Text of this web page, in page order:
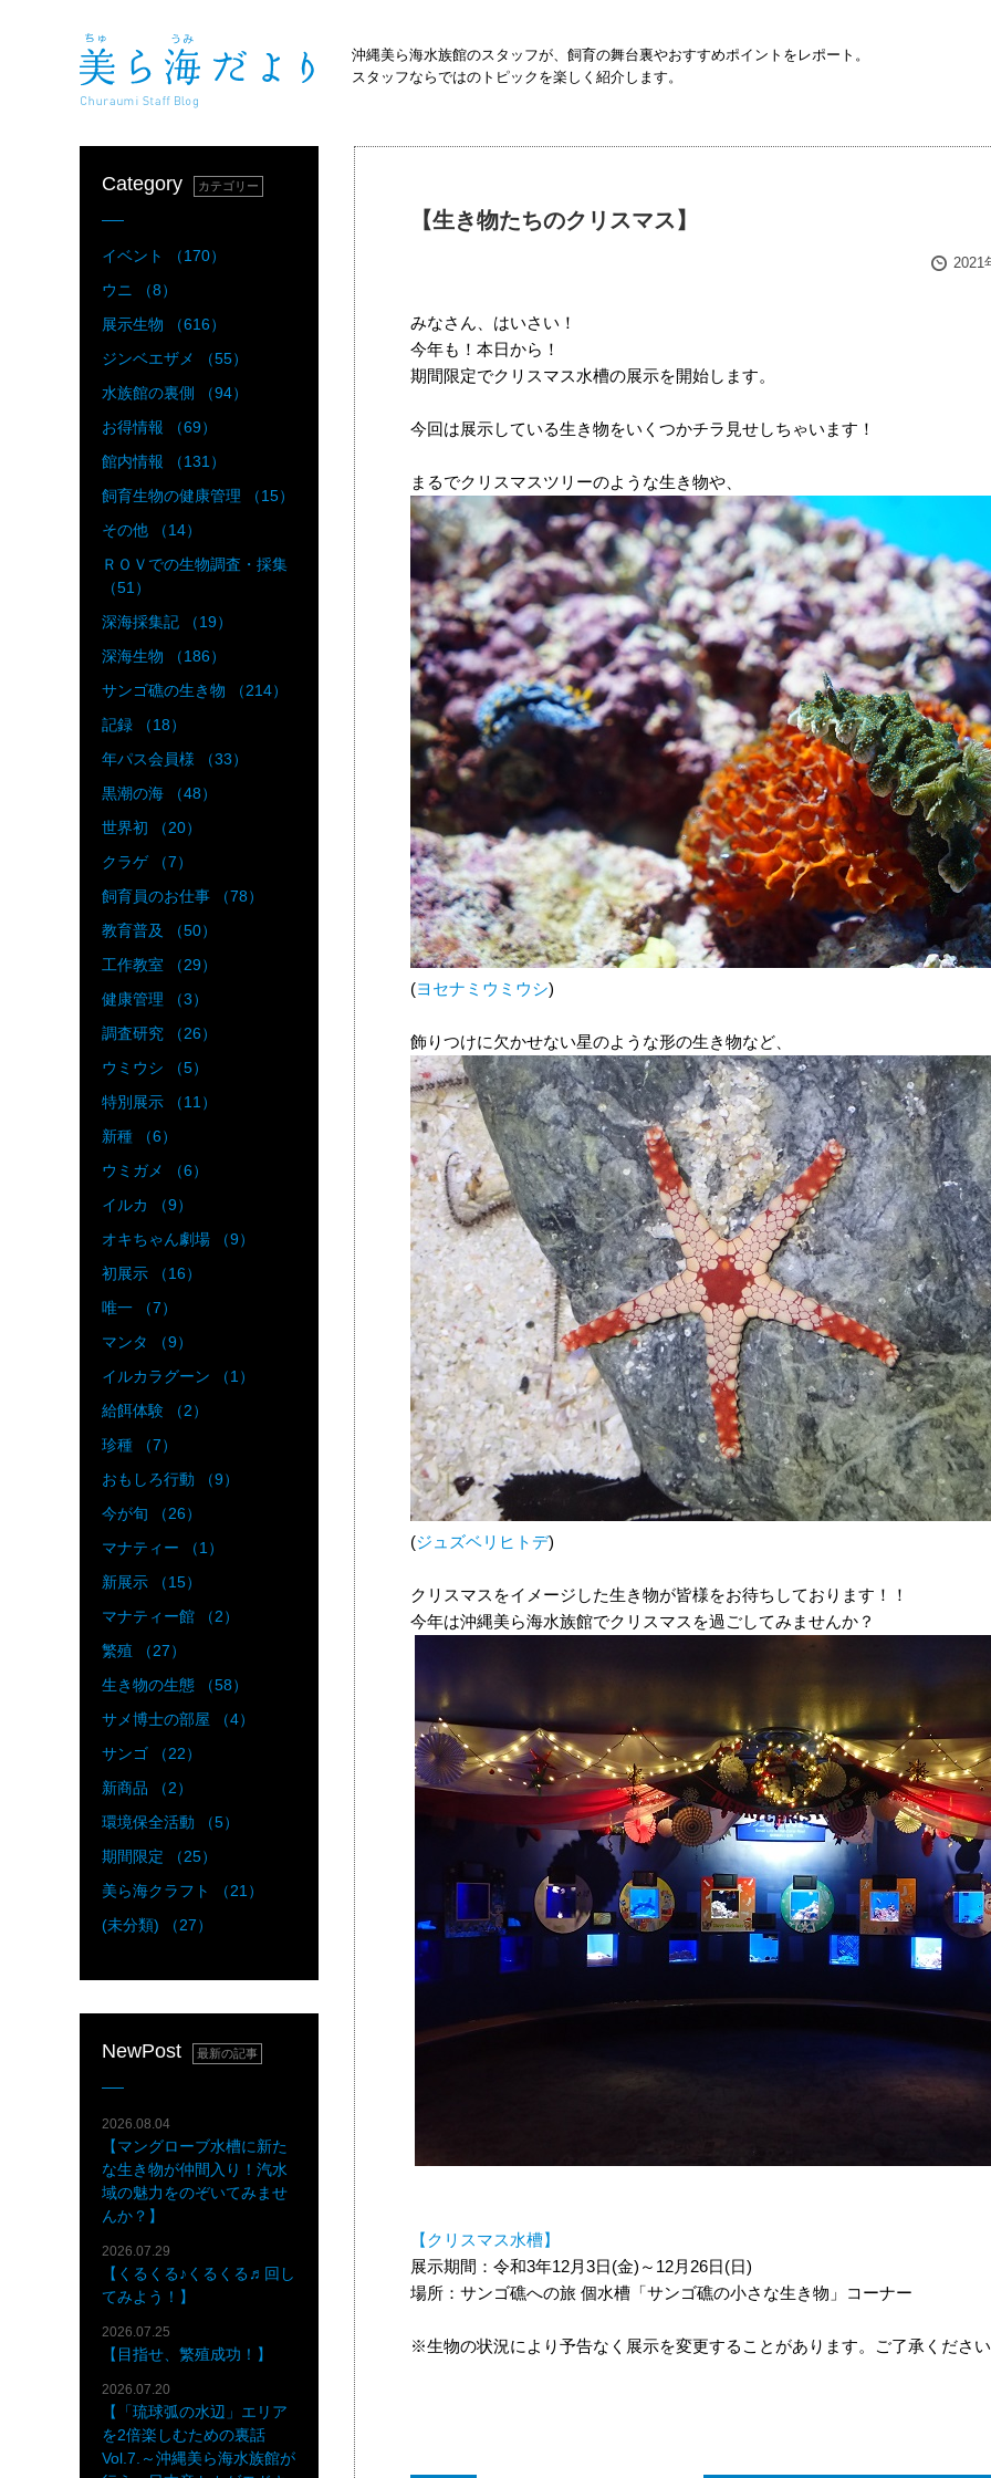
沖縄美ら海水族館のスタッフが、飼育の舞台裏やおすすめポイントをレポート。
スタッフならではのトピックを楽しく紹介します。
【生き物たちのクリスマス】
2021
みなさん、はいさい！
今年も！本日から！
期間限定でクリスマス水槽の展示を開始します。
今回は展示している生き物をいくつかチラ見せしちゃいます！
まるでクリスマスツリーのような生き物や、
(ヨセナミウミウシ)
飾りつけに欠かせない星のような形の生き物など、
(ジュズベリヒトデ)
クリスマスをイメージした生き物が皆様をお待ちしております！！
今年は沖縄美ら海水族館でクリスマスを過ごしてみませんか？
【クリスマス水槽】
展示期間：令和3年12月3日(金)～12月26日(日)
場所：サンゴ礁への旅 個水槽「サンゴ礁の小さな生き物」コーナー
※生物の状況により予告なく展示を変更することがあります。ご了承くださ
Category カテゴリー
イベント （170）
ウニ （8）
展示生物 （616）
ジンベエザメ （55）
水族館の裏側 （94）
お得情報 （69）
館内情報 （131）
飼育生物の健康管理 （15）
その他 （14）
ＲＯＶでの生物調査・採集
（51）
深海採集記 （19）
深海生物 （186）
サンゴ礁の生き物 （214）
記録 （18）
年パス会員様 （33）
黒潮の海 （48）
世界初 （20）
クラゲ （7）
飼育員のお仕事 （78）
教育普及 （50）
工作教室 （29）
健康管理 （3）
調査研究 （26）
ウミウシ （5）
特別展示 （11）
新種 （6）
ウミガメ （6）
イルカ （9）
オキちゃん劇場 （9）
初展示 （16）
唯一 （7）
マンタ （9）
イルカラグーン （1）
給餌体験 （2）
珍種 （7）
おもしろ行動 （9）
今が旬 （26）
マナティー （1）
新展示 （15）
マナティー館 （2）
繁殖 （27）
生き物の生態 （58）
サメ博士の部屋 （4）
サンゴ （22）
新商品 （2）
環境保全活動 （5）
期間限定 （25）
美ら海クラフト （21）
(未分類) （27）
NewPost 最新の記事
2026.08.04
【マングローブ水槽に新た
な生き物が仲間入り！汽水
域の魅力をのぞいてみませ
んか？】
2026.07.29
【くるくる♪くるくる♬回し
てみよう！】
2026.07.25
【目指せ、繁殖成功！】
2026.07.20
【「琉球弧の水辺」エリア
を2倍楽しむための裏話
Vol.7.～沖縄美ら海水族館が